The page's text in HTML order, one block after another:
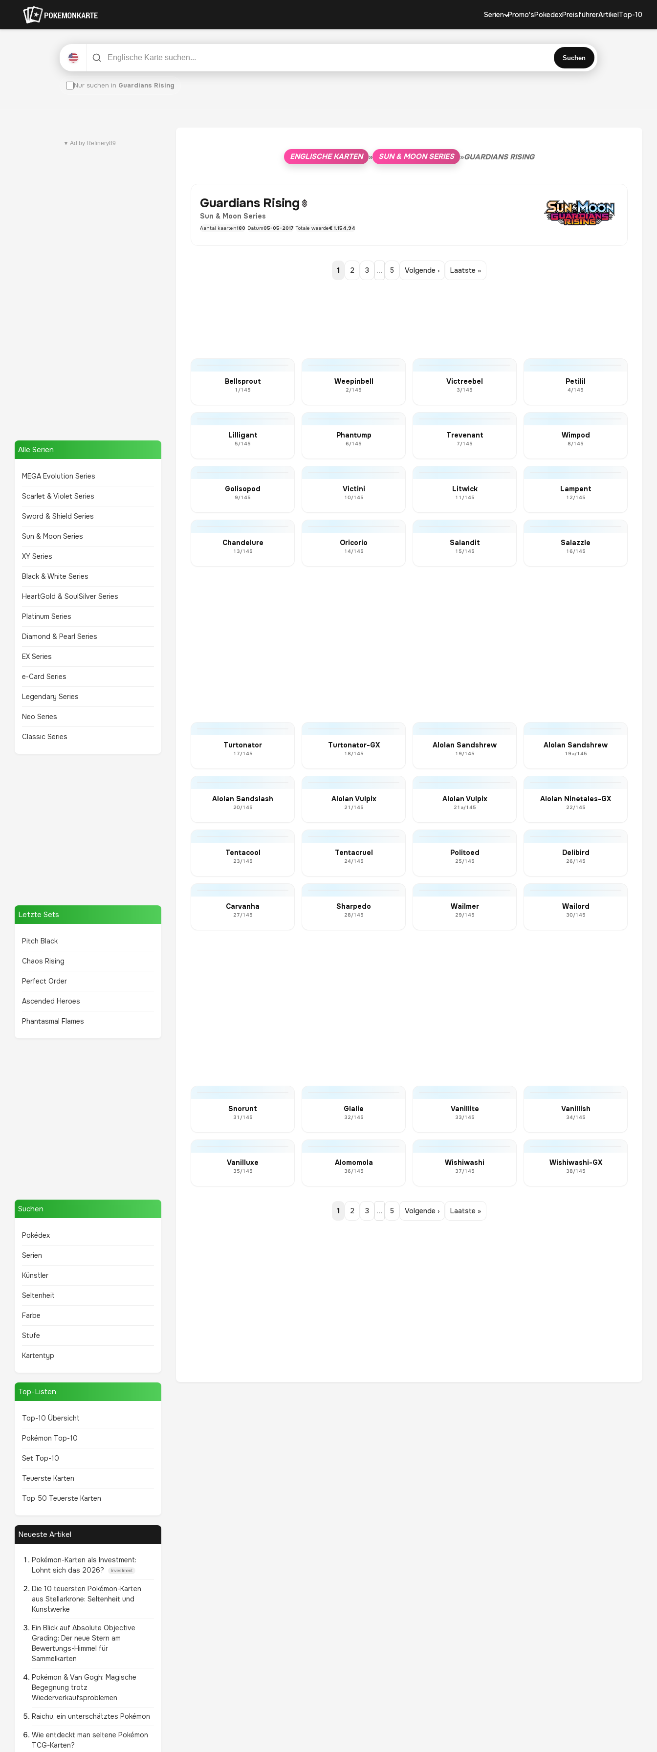
Serien Promo'sPokedexPreisführerArtikelTop-10
Suchen
Nur suchen in Guardians Rising
▼ Ad by Refinery89
Alle Serien
MEGA Evolution Series
Scarlet & Violet Series
Sword & Shield Series
Sun & Moon Series
XY Series
Black & White Series
HeartGold & SoulSilver Series
Platinum Series
Diamond & Pearl Series
EX Series
e-Card Series
Legendary Series
Neo Series
Classic Series
Letzte Sets
Pitch Black
Chaos Rising
Perfect Order
Ascended Heroes
Phantasmal Flames
TOP 10 POKÉMON
Suchen
Pokédex
Serien
Künstler
Seltenheit
Farbe
Stufe
Kartentyp
Top-Listen
Top-10 Übersicht
Pokémon Top-10
Set Top-10
Teuerste Karten
Top 50 Teuerste Karten
Neueste Artikel
Pokémon-Karten als Investment:
Lohnt sich das 2026?
Investment
Die 10 teuersten Pokémon-Karten
aus Stellarkrone: Seltenheit und
Kunstwerke
Ein Blick auf Absolute Objective
Grading: Der neue Stern am
Bewertungs-Himmel für
Sammelkarten
Pokémon & Van Gogh: Magische
Begegnung trotz
Wiederverkaufsproblemen
Raichu, ein unterschätztes Pokémon
Wie entdeckt man seltene Pokémon
TCG-Karten?
ENGLISCHE KARTEN » SUN & MOON SERIES »GUARDIANS RISING
Guardians Rising
Sun & Moon Series
Aantal kaarten180 Datum05-05-2017 Totale waarde€ 1.154,94
1 2 3 … 5 Volgende › Laatste »
Bellsprout
1/145
Weepinbell
2/145
Victreebel
3/145
Petilil
4/145
Lilligant
5/145
Phantump
6/145
Trevenant
7/145
Wimpod
8/145
Golisopod
9/145
Victini
10/145
Litwick
11/145
Lampent
12/145
Chandelure
13/145
Oricorio
14/145
Salandit
15/145
Salazzle
16/145
Turtonator
17/145
Turtonator-GX
18/145
Alolan Sandshrew
19/145
Alolan Sandshrew
19a/145
Alolan Sandslash
20/145
Alolan Vulpix
21/145
Alolan Vulpix
21a/145
Alolan Ninetales-GX
22/145
Tentacool
23/145
Tentacruel
24/145
Politoed
25/145
Delibird
26/145
Carvanha
27/145
Sharpedo
28/145
Wailmer
29/145
Wailord
30/145
Snorunt
31/145
Glalie
32/145
Vanillite
33/145
Vanillish
34/145
Vanilluxe
35/145
Alomomola
36/145
Wishiwashi
37/145
Wishiwashi-GX
38/145
1 2 3 … 5 Volgende › Laatste »